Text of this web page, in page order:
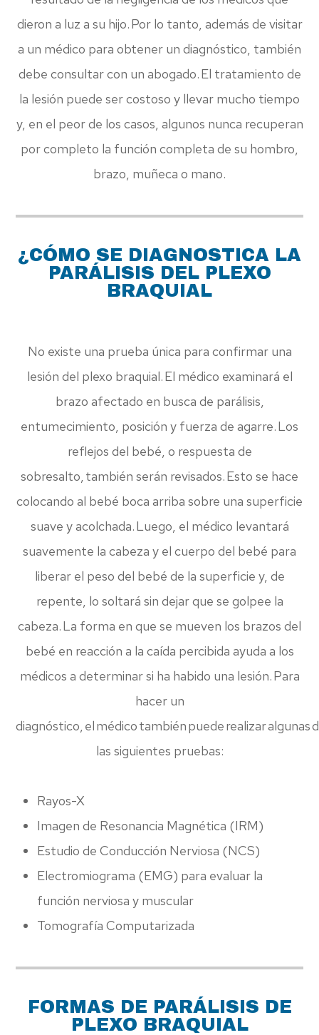
dieron a luz a su hijo. Por lo tanto, además de visitar
a un médico para obtener un diagnóstico, también
debe consultar con un abogado. El tratamiento de
la lesión puede ser costoso y llevar mucho tiempo
y, en el peor de los casos, algunos nunca recuperan
por completo la función completa de su hombro,
brazo, muñeca o mano.
¿CÓMO SE DIAGNOSTICA LA
PARÁLISIS DEL PLEXO
BRAQUIAL
​​​​​​​No existe una prueba única para confirmar una
lesión del plexo braquial. El médico examinará el
brazo afectado en busca de parálisis,
entumecimiento, posición y fuerza de agarre. Los
reflejos del bebé, o respuesta de
sobresalto, también serán revisados. Esto se hace
colocando al bebé boca arriba sobre una superficie
suave y acolchada. Luego, el médico levantará
suavemente la cabeza y el cuerpo del bebé para
liberar el peso del bebé de la superficie y, de
repente, lo soltará sin dejar que se golpee la
cabeza. La forma en que se mueven los brazos del
bebé en reacción a la caída percibida ayuda a los
médicos a determinar si ha habido una lesión. Para
hacer un
diagnóstico, el médico también puede realizar algunas
las siguientes pruebas:
Rayos-X
Imagen de Resonancia Magnética (IRM)
Estudio de Conducción Nerviosa (NCS)
Electromiograma (EMG) para evaluar la
función nerviosa y muscular
Tomografía Computarizada
FORMAS DE PARÁLISIS DE
PLEXO BRAQUIAL